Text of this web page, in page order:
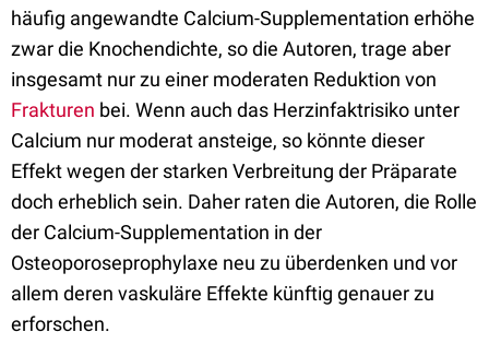
häufig angewandte Calcium-Supplementation erhöhe
zwar die Knochendichte, so die Autoren, trage aber
insgesamt nur zu einer moderaten Reduktion von
Frakturen bei. Wenn auch das Herzinfaktrisiko unter
Calcium nur moderat ansteige, so könnte dieser
Effekt wegen der starken Verbreitung der Präparate
doch erheblich sein. Daher raten die Autoren, die Rolle
der Calcium-Supplementation in der
Osteoporoseprophylaxe neu zu überdenken und vor
allem deren vaskuläre Effekte künftig genauer zu
erforschen.